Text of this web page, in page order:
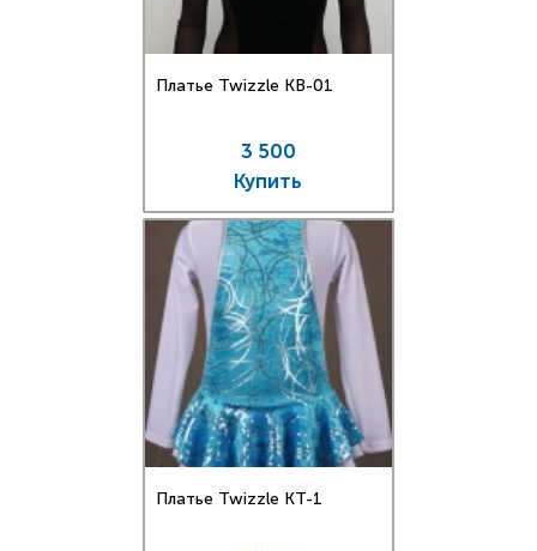
Платье Twizzle КВ-01
3 500
Купить
Платье Twizzle КT-1